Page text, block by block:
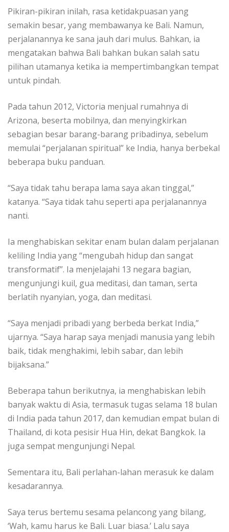
Pikiran-pikiran inilah, rasa ketidakpuasan yang
semakin besar, yang membawanya ke Bali. Namun,
perjalanannya ke sana jauh dari mulus. Bahkan, ia
mengatakan bahwa Bali bahkan bukan salah satu
pilihan utamanya ketika ia mempertimbangkan tempat
untuk pindah.
Pada tahun 2012, Victoria menjual rumahnya di
Arizona, beserta mobilnya, dan menyingkirkan
sebagian besar barang-barang pribadinya, sebelum
memulai “perjalanan spiritual” ke India, hanya berbekal
beberapa buku panduan.
“Saya tidak tahu berapa lama saya akan tinggal,”
katanya. “Saya tidak tahu seperti apa perjalanannya
nanti.
Ia menghabiskan sekitar enam bulan dalam perjalanan
keliling India yang “mengubah hidup dan sangat
transformatif”. Ia menjelajahi 13 negara bagian,
mengunjungi kuil, gua meditasi, dan taman, serta
berlatih nyanyian, yoga, dan meditasi.
“Saya menjadi pribadi yang berbeda berkat India,”
ujarnya. “Saya harap saya menjadi manusia yang lebih
baik, tidak menghakimi, lebih sabar, dan lebih
bijaksana.”
Beberapa tahun berikutnya, ia menghabiskan lebih
banyak waktu di Asia, termasuk tugas selama 18 bulan
di India pada tahun 2017, dan kemudian empat bulan di
Thailand, di kota pesisir Hua Hin, dekat Bangkok. Ia
juga sempat mengunjungi Nepal.
Sementara itu, Bali perlahan-lahan merasuk ke dalam
kesadarannya.
Saya terus bertemu sesama pelancong yang bilang,
‘Wah, kamu harus ke Bali. Luar biasa.’ Lalu saya